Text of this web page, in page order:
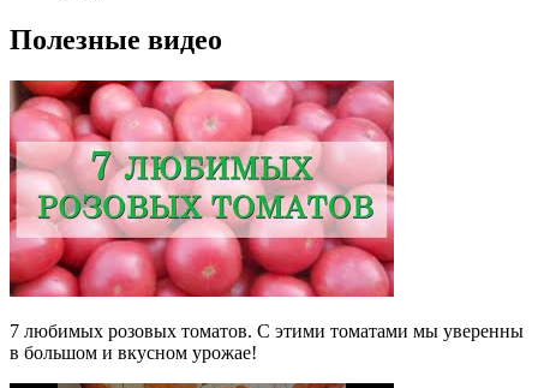
Полезные видео
7 любимых розовых томатов. С этими томатами мы уверенны
в большом и вкусном урожае!